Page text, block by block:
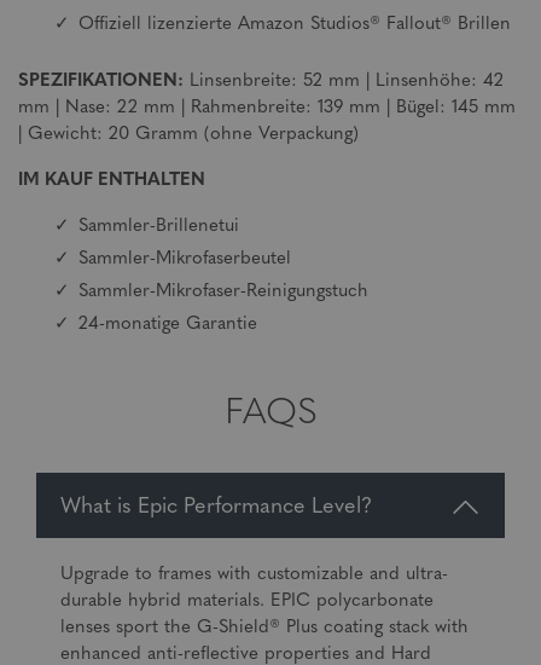
Offiziell lizenzierte Amazon Studios® Fallout® Brillen
SPEZIFIKATIONEN: Linsenbreite: 52 mm | Linsenhöhe: 42
mm | Nase: 22 mm | Rahmenbreite: 139 mm | Bügel: 145 mm
| Gewicht: 20 Gramm (ohne Verpackung)
IM KAUF ENTHALTEN
Sammler-Brillenetui
Sammler-Mikrofaserbeutel
Sammler-Mikrofaser-Reinigungstuch
24-monatige Garantie
FAQS
What is Epic Performance Level?
Upgrade to frames with customizable and ultra-
durable hybrid materials. EPIC polycarbonate
lenses sport the G-Shield® Plus coating stack with
enhanced anti-reflective properties and Hard